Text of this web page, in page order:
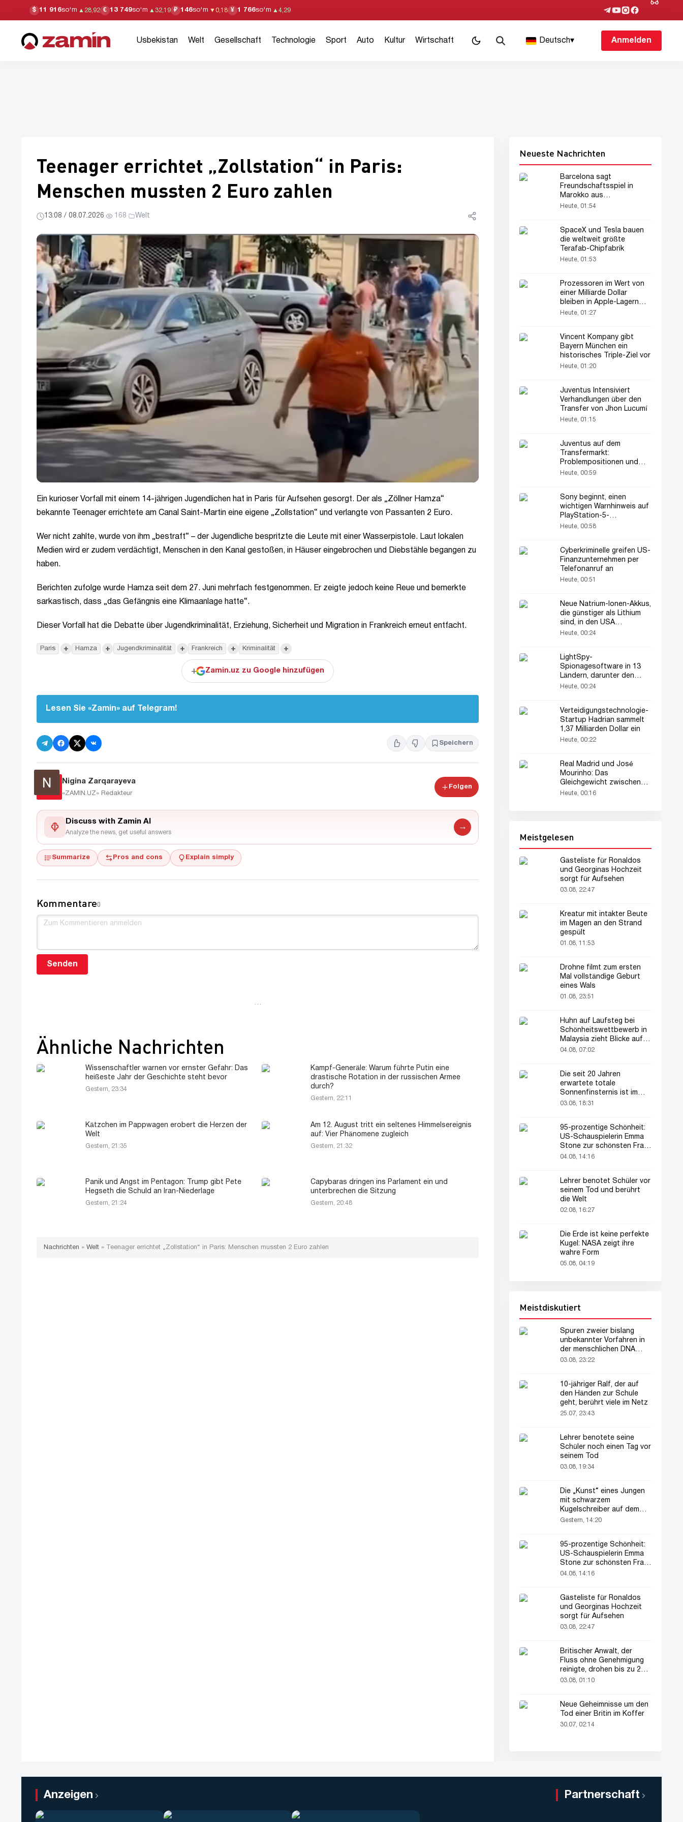
$ 11 916so'm ▲ 28,92 € 13 749so'm ▲ 32,19 ₽ 146so'm ▼ 0,18 ¥ 1 766so'm ▲ 4,29
Usbekistan Welt Gesellschaft Technologie Sport Auto Kultur Wirtschaft Deutsch▾ Anmelden
Teenager errichtet „Zollstation“ in Paris:
Menschen mussten 2 Euro zahlen
13:08 / 08.07.2026· 168· Welt
Ein kurioser Vorfall mit einem 14-jährigen Jugendlichen hat in Paris für Aufsehen gesorgt. Der als „Zöllner Hamza“
bekannte Teenager errichtete am Canal Saint-Martin eine eigene „Zollstation“ und verlangte von Passanten 2 Euro.
Wer nicht zahlte, wurde von ihm „bestraft“ – der Jugendliche bespritzte die Leute mit einer Wasserpistole. Laut lokalen
Medien wird er zudem verdächtigt, Menschen in den Kanal gestoßen, in Häuser eingebrochen und Diebstähle begangen zu
haben.
Berichten zufolge wurde Hamza seit dem 27. Juni mehrfach festgenommen. Er zeigte jedoch keine Reue und bemerkte
sarkastisch, dass „das Gefängnis eine Klimaanlage hatte“.
Dieser Vorfall hat die Debatte über Jugendkriminalität, Erziehung, Sicherheit und Migration in Frankreich erneut entfacht.
Paris + Hamza + Jugendkriminalität + Frankreich + Kriminalität +
+ Zamin.uz zu Google hinzufügen
Lesen Sie «Zamin» auf Telegram!
Speichern
Nigina Zarqarayeva
«ZAMIN.UZ» Redakteur
Folgen
Discuss with Zamin AI
Analyze the news, get useful answers
→
Summarize Pros and cons Explain simply
Kommentare0
Senden
…
Ähnliche Nachrichten
Wissenschaftler warnen vor ernster Gefahr: Das
heißeste Jahr der Geschichte steht bevor
Gestern, 23:34
Kampf-Generäle: Warum führte Putin eine
drastische Rotation in der russischen Armee
durch?
Gestern, 22:11
Kätzchen im Pappwagen erobert die Herzen der
Welt
Gestern, 21:35
Am 12. August tritt ein seltenes Himmelsereignis
auf: Vier Phänomene zugleich
Gestern, 21:32
Panik und Angst im Pentagon: Trump gibt Pete
Hegseth die Schuld an Iran-Niederlage
Gestern, 21:24
Capybaras dringen ins Parlament ein und
unterbrechen die Sitzung
Gestern, 20:48
Nachrichten » Welt » Teenager errichtet „Zollstation“ in Paris: Menschen mussten 2 Euro zahlen
Neueste Nachrichten
Barcelona sagt
Freundschaftsspiel in
Marokko aus
Sicherheitsgründen ab
Heute, 01:54
SpaceX und Tesla bauen
die weltweit größte
Terafab-Chipfabrik
Heute, 01:53
Prozessoren im Wert von
einer Milliarde Dollar
bleiben in Apple-Lagern
liegen
Heute, 01:27
Vincent Kompany gibt
Bayern München ein
historisches Triple-Ziel vor
Heute, 01:20
Juventus Intensiviert
Verhandlungen über den
Transfer von Jhon Lucumí
Heute, 01:15
Juventus auf dem
Transfermarkt:
Problempositionen und
Kaderanalyse
Heute, 00:59
Sony beginnt, einen
wichtigen Warnhinweis auf
PlayStation-5-
Verpackungen zu drucken
Heute, 00:58
Cyberkriminelle greifen US-
Finanzunternehmen per
Telefonanruf an
Heute, 00:51
Neue Natrium-Ionen-Akkus,
die günstiger als Lithium
sind, in den USA
vorgestellt
Heute, 00:24
LightSpy-
Spionagesoftware in 13
Ländern, darunter den
USA, entdeckt
Heute, 00:24
Verteidigungstechnologie-
Startup Hadrian sammelt
1,37 Milliarden Dollar ein
Heute, 00:22
Real Madrid und José
Mourinho: Das
Gleichgewicht zwischen
Stars und Defensive
Heute, 00:16
Meistgelesen
Gästeliste für Ronaldos
und Georginas Hochzeit
sorgt für Aufsehen
03.08, 22:47
Kreatur mit intakter Beute
im Magen an den Strand
gespült
01.08, 11:53
Drohne filmt zum ersten
Mal vollständige Geburt
eines Wals
01.08, 23:51
Huhn auf Laufsteg bei
Schönheitswettbewerb in
Malaysia zieht Blicke auf
sich
04.08, 07:02
Die seit 20 Jahren
erwartete totale
Sonnenfinsternis ist im
August zu sehen
03.08, 18:31
95-prozentige Schönheit:
US-Schauspielerin Emma
Stone zur schönsten Frau
der Welt gekürt
04.08, 14:16
Lehrer benotet Schüler vor
seinem Tod und berührt
die Welt
02.08, 16:27
Die Erde ist keine perfekte
Kugel: NASA zeigt ihre
wahre Form
05.08, 04:19
Meistdiskutiert
Spuren zweier bislang
unbekannter Vorfahren in
der menschlichen DNA
entdeckt
03.08, 23:22
10-jähriger Ralf, der auf
den Händen zur Schule
geht, berührt viele im Netz
25.07, 23:43
Lehrer benotete seine
Schüler noch einen Tag vor
seinem Tod
03.08, 19:34
Die „Kunst“ eines Jungen
mit schwarzem
Kugelschreiber auf dem
Pass seines Vaters zieht
Gestern, 14:20
95-prozentige Schönheit:
US-Schauspielerin Emma
Stone zur schönsten Frau
der Welt gekürt
04.08, 14:16
Gästeliste für Ronaldos
und Georginas Hochzeit
sorgt für Aufsehen
03.08, 22:47
Britischer Anwalt, der
Fluss ohne Genehmigung
reinigte, drohen bis zu 2
Jahre Haft
03.08, 01:10
Neue Geheimnisse um den
Tod einer Britin im Koffer
30.07, 02:14
Anzeigen Partnerschaft